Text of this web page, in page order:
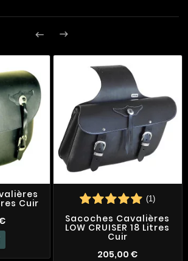
 
Cuir
(1)
Sacoches Cavalières
LOW CRUISER 18 Litres
Cuir
205,00 €